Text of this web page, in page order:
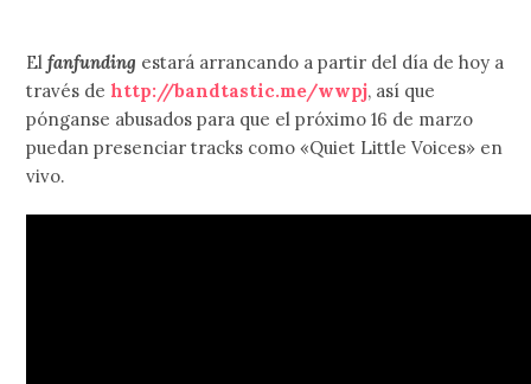
Elfanfunding estará arrancando a partir del día de hoy a
través de http://bandtastic.me/wwpj, así que
pónganse abusados para que el próximo 16 de marzo
puedan presenciar tracks como «Quiet Little Voices» en
vivo.